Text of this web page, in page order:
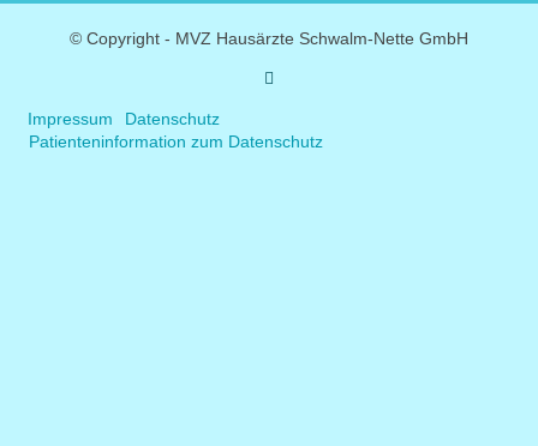
© Copyright - MVZ Hausärzte Schwalm-Nette GmbH
Impressum
Datenschutz
Patienteninformation zum Datenschutz